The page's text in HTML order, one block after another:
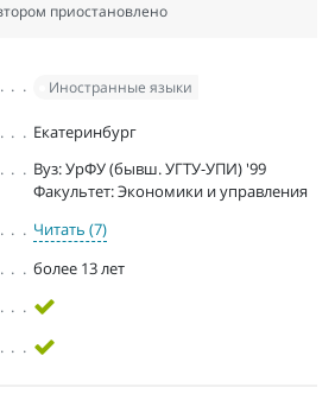
приостановлено
Иностранные языки
Екатеринбург
Вуз: УрФУ (бывш. УГТУ-УПИ) '99
Факультет: Экономики и управления
Читать (7)
более 13 лет